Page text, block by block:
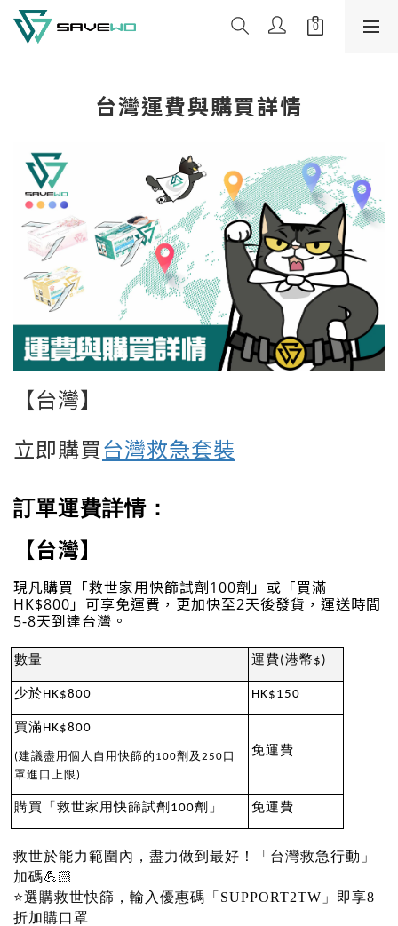
台灣運費與購買詳情
【台灣】
立即購買台灣救急套裝
訂單運費詳情：
【台灣】
現凡購買「救世家用快篩試劑100劑」或「買滿
HK$800」可享免運費，更加快至2天後發貨，運送時間
5-8天到達台灣。
數量 運費(港幣$)
少於HK$800 HK$150
買滿HK$800
(建議盡用個人自用快篩的100劑及250口
罩進口上限)
免運費
購買「救世家用快篩試劑100劑」 免運費
救世於能力範圍內，盡力做到最好！「台灣救急行動」
加碼💪🏻
⭐選購救世快篩，輸入優惠碼「SUPPORT2TW」即享8
折加購口罩